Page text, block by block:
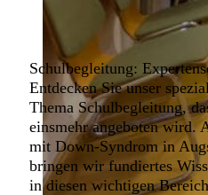
Schulbegleitung:
Entdecken Sie unser
Thema Schulbegleitung,
einsmehr angeboten wird.
mit Down-Syndrom in
bringen wir fundiertes
in diesen wichtigen